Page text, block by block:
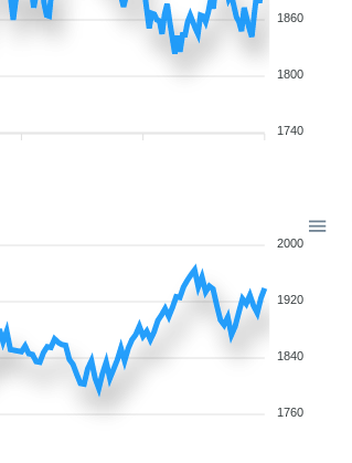
1860
1800
1740
2000
1920
1840
1760